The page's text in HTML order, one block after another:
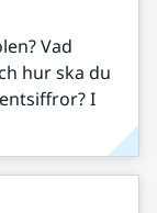
Vad
hur ska du
I